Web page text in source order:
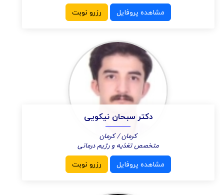
مشاهده پروفایل رزرو نوبت
دکتر سبحان نیکویی
کرمان / کرمان
متخصص تغذیه و رژیم درمانی
مشاهده پروفایل رزرو نوبت